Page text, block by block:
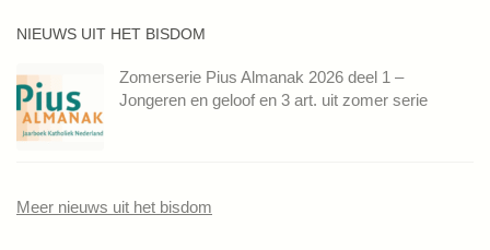
NIEUWS UIT HET BISDOM
Zomerserie Pius Almanak 2026 deel 1 –
Jongeren en geloof en 3 art. uit zomer serie
Meer nieuws uit het bisdom